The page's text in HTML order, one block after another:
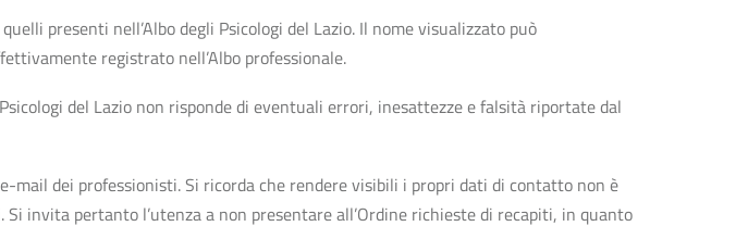
presenti nell’Albo degli Psicologi del Lazio. Il nome visualizzato può
registrato nell’Albo professionale.
del Lazio non risponde di eventuali errori, inesattezze e falsità riportate dal
mail dei professionisti. Si ricorda che rendere visibili i propri dati di contatto non è
invita pertanto l’utenza a non presentare all’Ordine richieste di recapiti, in quanto